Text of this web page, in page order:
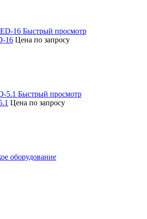
Быстрый просмотр
16 Цена по запросу
Быстрый просмотр
Цена по запросу
оборудование